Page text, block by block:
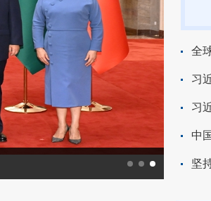
红河
全
习
习
中